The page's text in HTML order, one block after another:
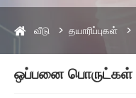
வீடு தயாரிப்புகள்
ஒப்பனை பொருட்கள்